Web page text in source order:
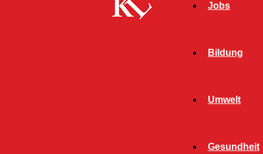
Jobs
Bildung
Umwelt
Gesundheit